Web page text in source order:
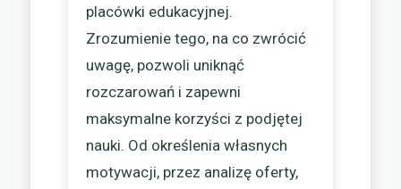
placówki edukacyjnej.
Zrozumienie tego, na co zwrócić
uwagę, pozwoli uniknąć
rozczarowań i zapewni
maksymalne korzyści z podjętej
nauki. Od określenia własnych
motywacji, przez analizę oferty,